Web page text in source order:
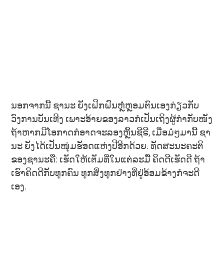
ນອກຈາກນີ້ ຊານະ ຍັງເຝິກຝົນຫຼໍ່ຫຼອມຕົນເອງກ່ຽວກັບ
ວົງການບັນເທີງ ເພາະອ້າຍຂອງລາວກໍເປັນເຖິງຜູ້ກຳກັບໜັງ
ຖ້າຫາກມີໂອກາດກໍອາດຈະລອງຫຼິ້ນຊີຣີ, ເມື່ອມໍ່ໆມານີ້ ຊາ
ນະ ຍັງໄດ້ເປັນໜຸ່ມຮັອດແຫ່ງປີອີກດ້ວຍ. ທັດສະນະຄະຕິ
ຂອງຊານະຄື: ເຮັດໃຫ້ເຕັມທີ່ໃນແຕ່ລະມື້ ຄິດດີເຮັດດີ ຖ້າ
ເຮົາຄິດດີກັບທຸກຄົນ ທຸກສິ່ງທຸກຢ່າງທີ່ຢູ່ອ້ອມຂ້າງກໍຈະດີ
ເອງ.